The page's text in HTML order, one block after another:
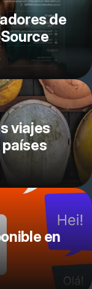
de
viajes
países
en